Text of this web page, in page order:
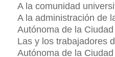
A la comunidad
A la administración de
Autónoma de la
Las y los trabajadores
Autónoma de la